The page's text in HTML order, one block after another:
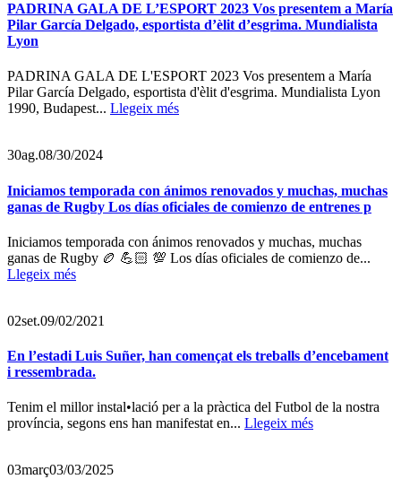
PADRINA GALA DE L’ESPORT 2023 Vos presentem a María
Pilar García Delgado, esportista d’èlit d’esgrima. Mundialista
Lyon
PADRINA GALA DE L'ESPORT 2023 Vos presentem a María
Pilar García Delgado, esportista d'èlit d'esgrima. Mundialista Lyon
1990, Budapest... Llegeix més
30ag.08/30/2024
Iniciamos temporada con ánimos renovados y muchas, muchas
ganas de Rugby Los días oficiales de comienzo de entrenes p
Iniciamos temporada con ánimos renovados y muchas, muchas
ganas de Rugby 🏉 💪🏻 💯 Los días oficiales de comienzo de...
Llegeix més
02set.09/02/2021
En l’estadi Luis Suñer, han començat els treballs d’encebament
i ressembrada.
Tenim el millor instal•lació per a la pràctica del Futbol de la nostra
província, segons ens han manifestat en... Llegeix més
03març03/03/2025